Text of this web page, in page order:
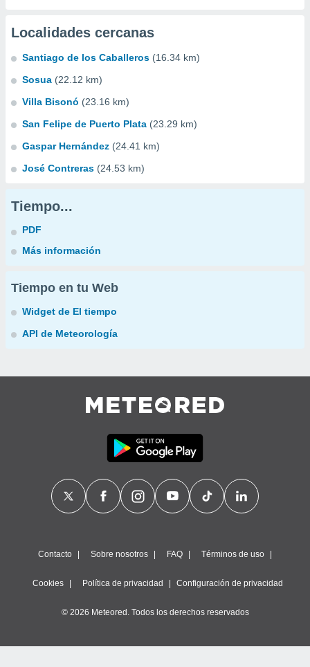
Localidades cercanas
Santiago de los Caballeros (16.34 km)
Sosua (22.12 km)
Villa Bisonó (23.16 km)
San Felipe de Puerto Plata (23.29 km)
Gaspar Hernández (24.41 km)
José Contreras (24.53 km)
Tiempo...
PDF
Más información
Tiempo en tu Web
Widget de El tiempo
API de Meteorología
Contacto Sobre nosotros FAQ Términos de uso
Cookies Política de privacidad Configuración de privacidad
© 2026 Meteored. Todos los derechos reservados